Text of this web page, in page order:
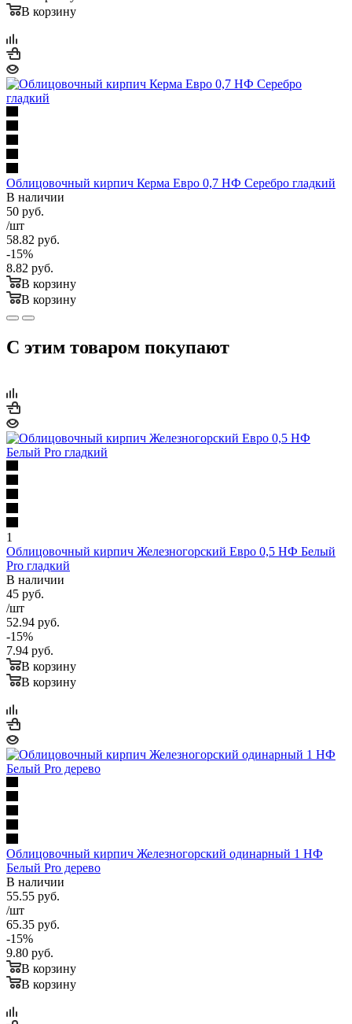
В корзину
Облицовочный кирпич Керма Евро 0,7 НФ Серебро гладкий
В наличии
50 руб.
/шт
58.82 руб.
-15%
8.82 руб.
В корзину
В корзину
С этим товаром покупают
1
Облицовочный кирпич Железногорский Евро 0,5 НФ Белый
Pro гладкий
В наличии
45 руб.
/шт
52.94 руб.
-15%
7.94 руб.
В корзину
В корзину
Облицовочный кирпич Железногорский одинарный 1 НФ
Белый Pro дерево
В наличии
55.55 руб.
/шт
65.35 руб.
-15%
9.80 руб.
В корзину
В корзину